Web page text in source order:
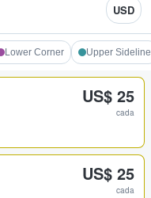
USD
Lower Corner Upper Sideline
US$ 25
cada
US$ 25
cada